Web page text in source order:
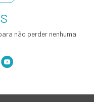
não perder nenhuma